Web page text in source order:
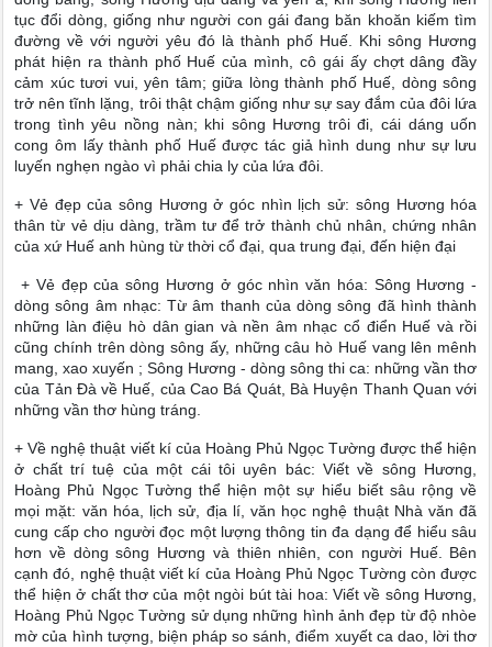
tục đổi dòng, giống như người con gái đang băn khoăn kiếm tìm
đường về với người yêu đó là thành phố Huế. Khi sông Hương
phát hiện ra thành phố Huế của mình, cô gái ấy chợt dâng đầy
cảm xúc tươi vui, yên tâm; giữa lòng thành phố Huế, dòng sông
trở nên tĩnh lặng, trôi thật chậm giống như sự say đắm của đôi lứa
trong tình yêu nồng nàn; khi sông Hương trôi đi, cái dáng uốn
cong ôm lấy thành phố Huế được tác giả hình dung như sự lưu
luyến nghẹn ngào vì phải chia ly của lứa đôi.
+ Vẻ đẹp của sông Hương ở góc nhìn lịch sử: sông Hương hóa
thân từ vẻ dịu dàng, trầm tư để trở thành chủ nhân, chứng nhân
của xứ Huế anh hùng từ thời cổ đại, qua trung đại, đến hiện đại
+ Vẻ đẹp của sông Hương ở góc nhìn văn hóa: Sông Hương -
dòng sông âm nhạc: Từ âm thanh của dòng sông đã hình thành
những làn điệu hò dân gian và nền âm nhạc cổ điển Huế và rồi
cũng chính trên dòng sông ấy, những câu hò Huế vang lên mênh
mang, xao xuyến ; Sông Hương - dòng sông thi ca: những vần thơ
của Tản Đà về Huế, của Cao Bá Quát, Bà Huyện Thanh Quan với
những vần thơ hùng tráng.
+ Về nghệ thuật viết kí của Hoàng Phủ Ngọc Tường được thể hiện
ở chất trí tuệ của một cái tôi uyên bác: Viết về sông Hương,
Hoàng Phủ Ngọc Tường thể hiện một sự hiểu biết sâu rộng về
mọi mặt: văn hóa, lịch sử, địa lí, văn học nghệ thuật Nhà văn đã
cung cấp cho người đọc một lượng thông tin đa dạng để hiểu sâu
hơn về dòng sông Hương và thiên nhiên, con người Huế. Bên
cạnh đó, nghệ thuật viết kí của Hoàng Phủ Ngọc Tường còn được
thể hiện ở chất thơ của một ngòi bút tài hoa: Viết về sông Hương,
Hoàng Phủ Ngọc Tường sử dụng những hình ảnh đẹp từ độ nhòe
mờ của hình tượng, biện pháp so sánh, điểm xuyết ca dao, lời thơ